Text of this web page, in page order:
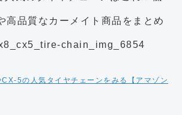
5の人気タイヤチェーンをみる【アマゾン